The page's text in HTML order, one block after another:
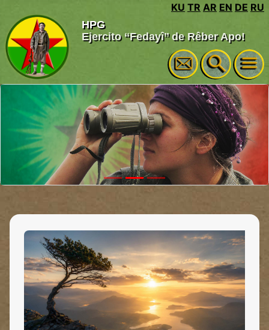
KU TR AR EN DE RU
HPG
Ejercito ‘‘Fedayî’’ de Rêber Apo!